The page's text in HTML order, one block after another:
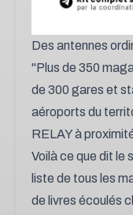
Des antennes
"Plus de 350
de 300 gares et
aéroports du
RELAY à
Voilà ce que dit le
liste de tous les
de livres écoulés